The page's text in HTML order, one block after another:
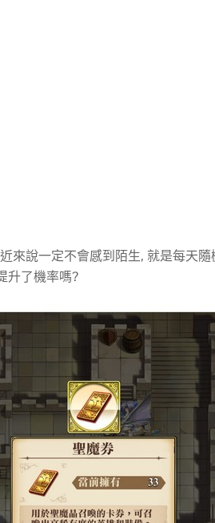
來說一定不會感到陌生, 就是每天
升了機率嗎?